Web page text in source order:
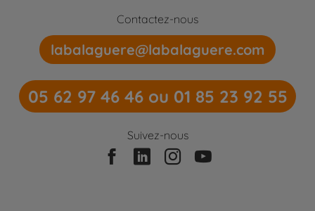
Contactez-nous
labalaguere@labalaguere.com
05 62 97 46 46 ou 01 85 23 92 55
Suivez-nous